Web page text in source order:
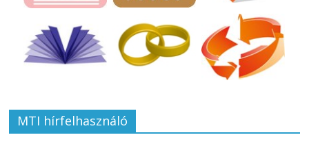
MTI hírfelhasználó